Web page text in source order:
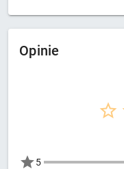
Opinie
5